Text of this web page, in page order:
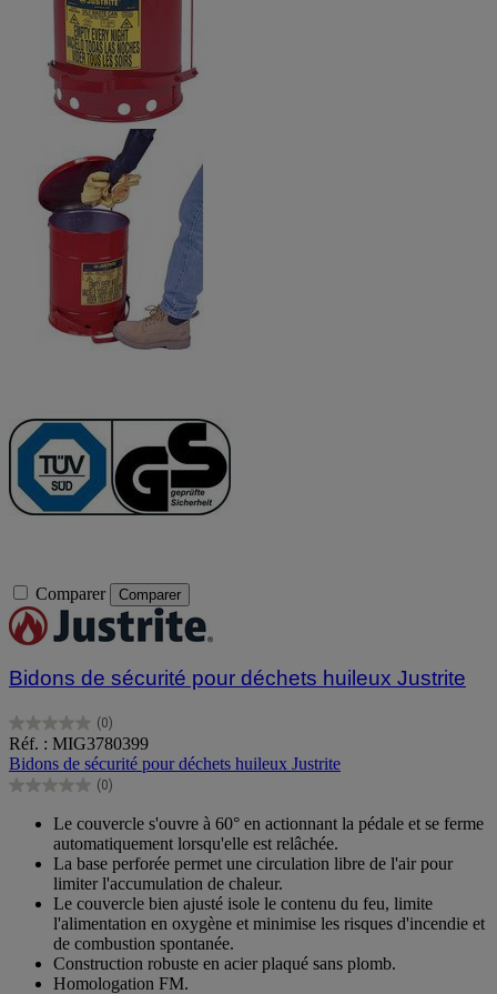
Comparer Comparer
Bidons de sécurité pour déchets huileux Justrite
(0)
0.0
sur
5
étoiles.
Réf. : MIG3780399
Bidons de sécurité pour déchets huileux Justrite
(0)
0.0
étoiles.
Le couvercle s'ouvre à 60° en actionnant la pédale et se ferme
automatiquement lorsqu'elle est relâchée.
La base perforée permet une circulation libre de l'air pour
limiter l'accumulation de chaleur.
Le couvercle bien ajusté isole le contenu du feu, limite
l'alimentation en oxygène et minimise les risques d'incendie et
de combustion spontanée.
Construction robuste en acier plaqué sans plomb.
Homologation FM.